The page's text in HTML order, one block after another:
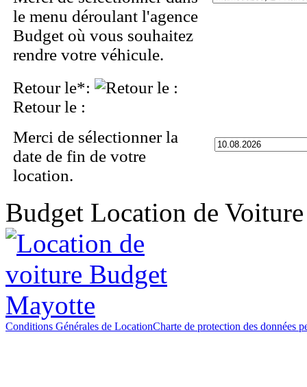
Budget Location de
Conditions Générales de LocationCharte de protection des données